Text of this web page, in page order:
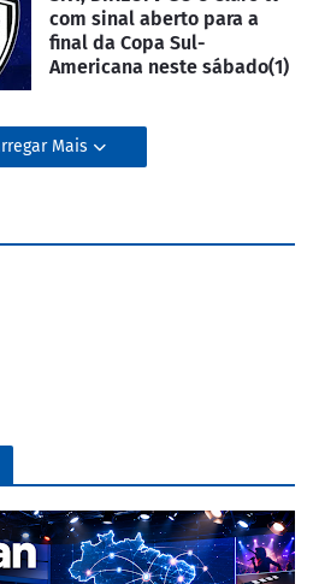
com sinal aberto para a
final da Copa Sul-
Americana neste sábado(1)
Mais